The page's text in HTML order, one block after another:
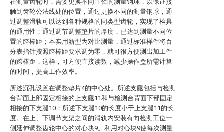
在测量齿轮时，需要更换不同直径的测量钢球，以保证接
触到齿轮公法线处的位置，通过更换不同的测量钢球，通
过调整滑轨可以达到各种规格的同类型齿轮，实现了检具
的通用性；通过调节调整垫片的厚度，已达到测量不同位
置的跨棒距；本实用新型为对比测量，通过标准样件将百
分表指针按照跨棒距要求调为零，就可很方便测出加工件
的跨棒距，这样，可方便直接读数，减少操作盒所需计算
的时间，提高工作效率。
所述沉孔设置在调整垫片4的中心处。所述支腿包括与检测
台背面上部固定相接的上支腿11和与检测台背面下部固定
相接的下支腿10；所述下支腿10的长度小于上支腿11的长
度。在上、下调节支架之间的滑轨内安装有向检测工位一
侧延伸调整齿轮中心的对心块9。利用对心块9使每次测量